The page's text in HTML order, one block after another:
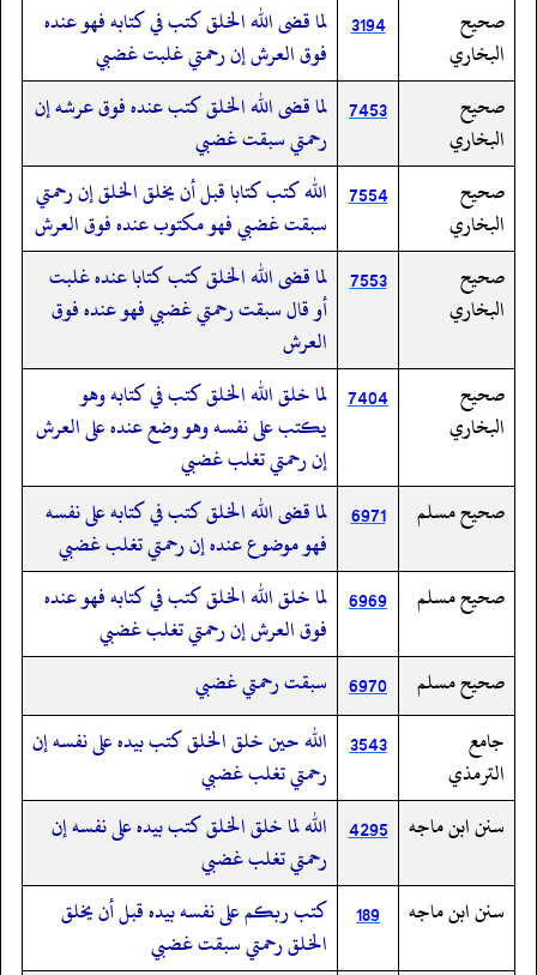
صحيح
البخاري
3194
لما قضى الله الخلق كتب في كتابه فهو عنده
فوق العرش إن رحمتي غلبت غضبي
صحيح
البخاري
7453 لما قضى الله الخلق كتب عنده فوق عرشه إن
رحمتي سبقت غضبي
صحيح
البخاري
7554 الله كتب كتابا قبل أن يخلق الخلق إن رحمتي
سبقت غضبي فهو مكتوب عنده فوق العرش
صحيح
البخاري
7553 لما قضى الله الخلق كتب كتابا عنده غلبت
أو قال سبقت رحمتي غضبي فهو عنده فوق
العرش
صحيح
البخاري
7404 لما خلق الله الخلق كتب في كتابه وهو
يكتب على نفسه وهو وضع عنده على العرش
إن رحمتي تغلب غضبي
صحيح مسلم
6971
لما قضى الله الخلق كتب في كتابه على نفسه
فهو موضوع عنده إن رحمتي تغلب غضبي
صحيح مسلم
6969 لما خلق الله الخلق كتب في كتابه فهو عنده
فوق العرش إن رحمتي تغلب غضبي
صحيح مسلم
6970 سبقت رحمتي غضبي
جامع
الترمذي
3543
الله حين خلق الخلق كتب بيده على نفسه إن
رحمتي تغلب غضبي
سنن ابن ماجه 4295 الله لما خلق الخلق كتب بيده على نفسه إن
رحمتي تغلب غضبي
سنن ابن ماجه
189
كتب ربكم على نفسه بيده قبل أن يخلق
الخلق رحمتي سبقت غضبي